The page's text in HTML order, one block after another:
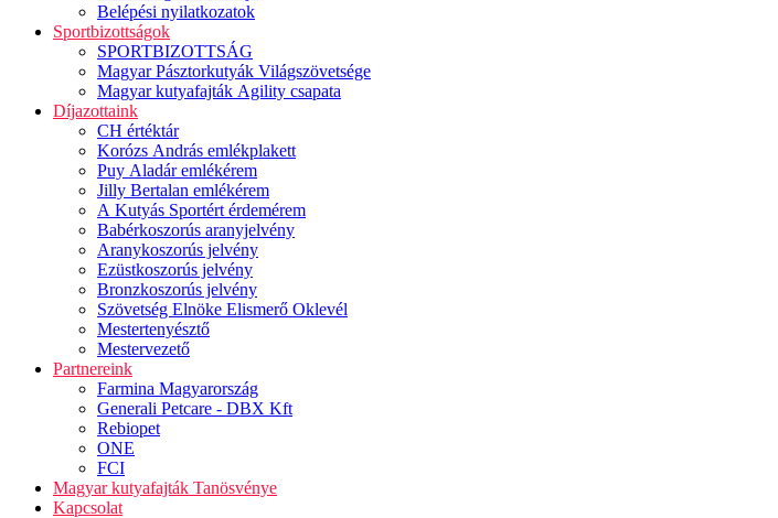
Belépési nyilatkozatok
Sportbizottságok
SPORTBIZOTTSÁG
Magyar Pásztorkutyák Világszövetsége
Magyar kutyafajták Agility csapata
Díjazottaink
CH értéktár
Korózs András emlékplakett
Puy Aladár emlékérem
Jilly Bertalan emlékérem
A Kutyás Sportért érdemérem
Babérkoszorús aranyjelvény
Aranykoszorús jelvény
Ezüstkoszorús jelvény
Bronzkoszorús jelvény
Szövetség Elnöke Elismerő Oklevél
Mestertenyésztő
Mestervezető
Partnereink
Farmina Magyarország
Generali Petcare - DBX Kft
Rebiopet
ONE
FCI
Magyar kutyafajták Tanösvénye
Kapcsolat